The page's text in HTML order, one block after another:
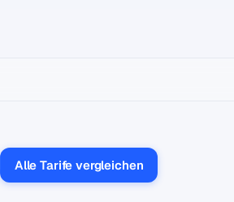
Alle Tarife vergleichen